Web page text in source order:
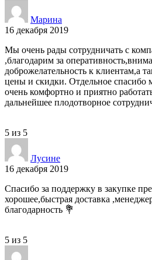
Марина
16 декабря 2019
Мы очень рады сотрудничать с
,благодарим за
доброжелательность к клиентам,а
цены и скидки. Отдельное спасибо
очень комфортно и приятно
дальнейшее плодотворное
5 из 5
Лусине
16 декабря 2019
Спасибо за поддержку в закупке
хорошее,быстрая доставка
благодарность 💐
5 из 5